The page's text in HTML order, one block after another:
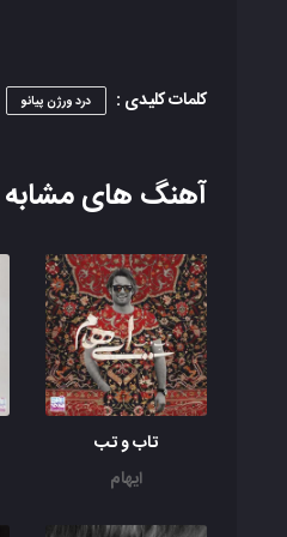
کلمات کلیدی : درد ورژن پیانو
آهنگ های مشابه
تاب و تب
ایهام